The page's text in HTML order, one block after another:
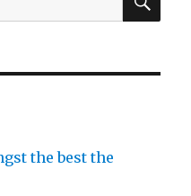
the best the